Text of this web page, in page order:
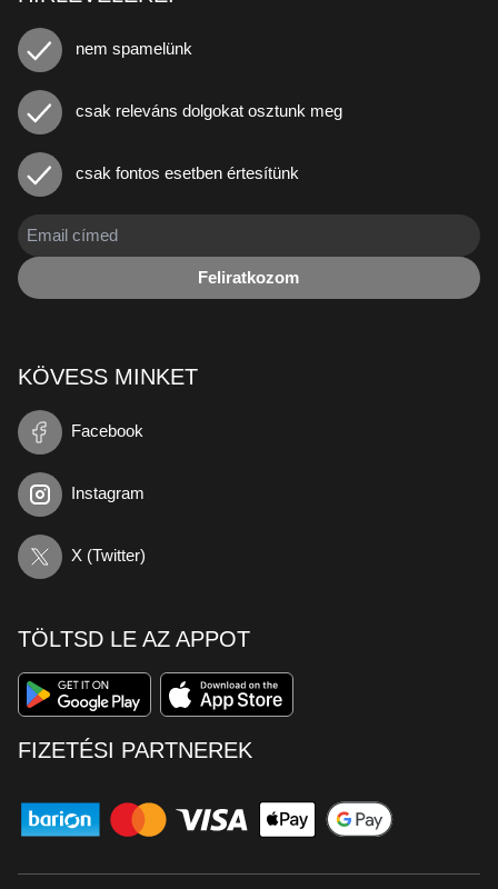
nem spamelünk
csak releváns dolgokat osztunk meg
csak fontos esetben értesítünk
Feliratkozom
KÖVESS MINKET
Facebook
Instagram
X (Twitter)
TÖLTSD LE AZ APPOT
FIZETÉSI PARTNEREK